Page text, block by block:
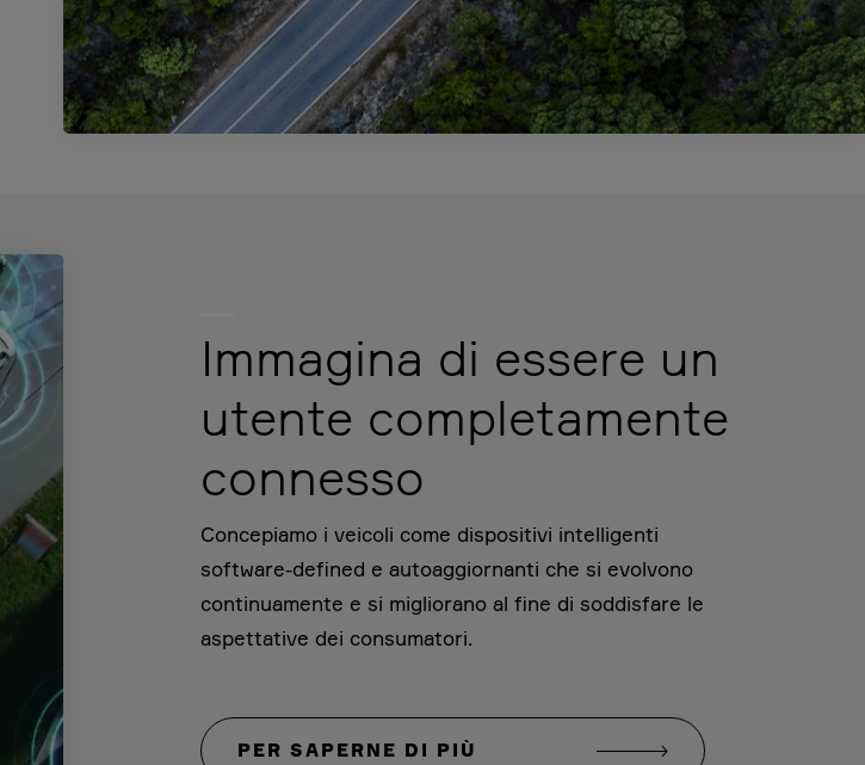
Immagina di essere un
utente completamente
connesso
Concepiamo i veicoli come dispositivi intelligenti
software-defined e autoaggiornanti che si evolvono
continuamente e si migliorano al fine di soddisfare le
aspettative dei consumatori.
PER SAPERNE DI PIÙ